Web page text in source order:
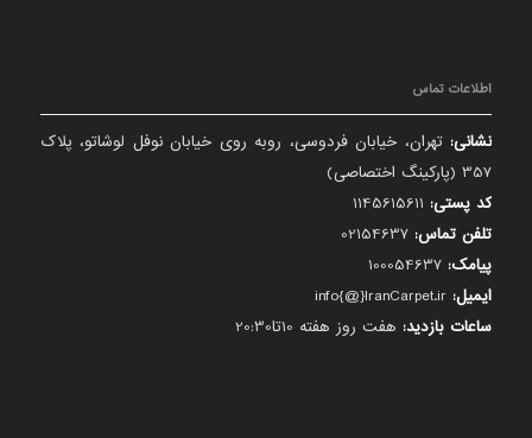
اطلاعات تماس
نشانی: تهران، خیابان فردوسی، روبه روی خیابان نوفل لوشاتو، پلاک
357 (پارکینگ اختصاصی)
کد پستی:
تلفن تماس:
پیامک:
ایمیل:
ساعات بازدید: هفت روز هفته 10تا20:30